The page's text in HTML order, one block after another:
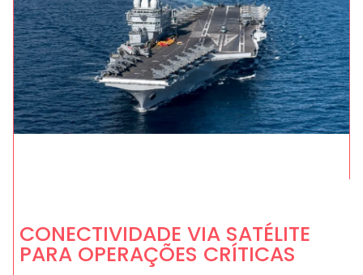
CONECTIVIDADE VIA SATÉLITE
PARA OPERAÇÕES CRÍTICAS